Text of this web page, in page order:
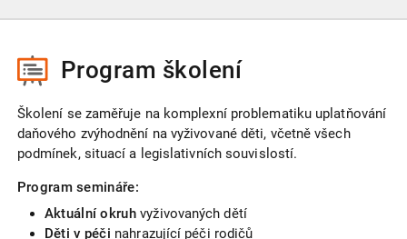
Program školení
Školení se zaměřuje na komplexní problematiku uplatňování
daňového zvýhodnění na vyživované děti, včetně všech
podmínek, situací a legislativních souvislostí.
Program semináře:
Aktuální okruhvyživovaných dětí
Děti v péči nahrazující péči rodičů